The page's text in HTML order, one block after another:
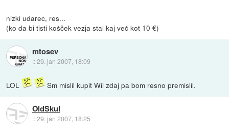
nizki udarec, res...
(ko da bi tisti košček vezja stal kaj več kot 10 €)
mtosev
::29. jan 2007, 18:09
LOL Sm mislil kupit Wii zdaj pa bom resno premislil.
OldSkul
::29. jan 2007, 18:25